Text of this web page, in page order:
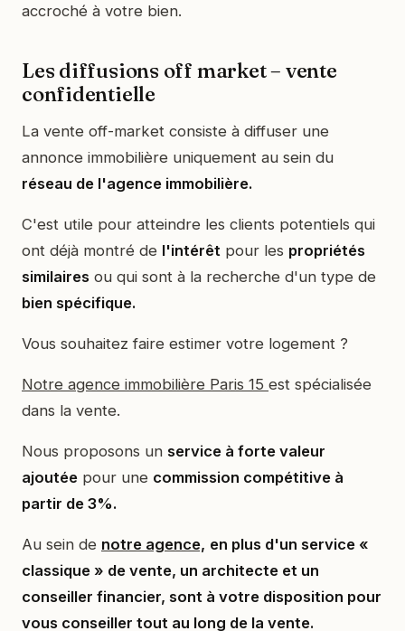
accroché à votre bien.
Les diffusions off market – vente
confidentielle
La vente off-market consiste à diffuser une
annonce immobilière uniquement au sein du
réseau de l'agence immobilière.
C'est utile pour atteindre les clients potentiels qui
ont déjà montré de l'intérêt pour les propriétés
similaires ou qui sont à la recherche d'un type de
bien spécifique.
Vous souhaitez faire estimer votre logement ?
Notre agence immobilière Paris 15 est spécialisée
dans la vente.
Nous proposons un service à forte valeur
ajoutée pour une commission compétitive à
partir de 3%.
Au sein de notre agence, en plus d'un service «
classique » de vente, un architecte et un
conseiller financier, sont à votre disposition pour
vous conseiller tout au long de la vente.